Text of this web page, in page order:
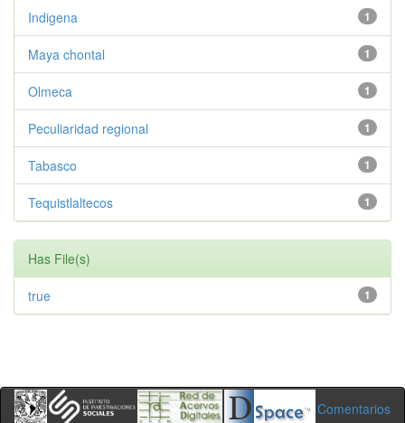
1
Indigena
1
Maya chontal
1
Olmeca
1
Peculiaridad regional
1
Tabasco
1
Tequistlaltecos
Has File(s)
1
true
Comentarios